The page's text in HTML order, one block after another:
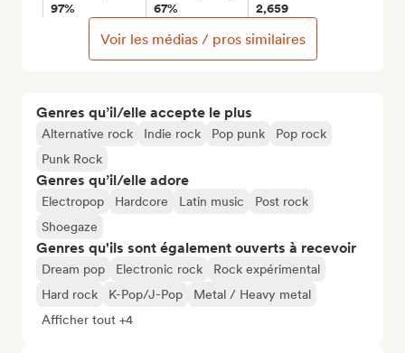
Genres qu’il/elle accepte le plus
Alternative rock Indie rock Pop punk
Pop rock
Punk Rock
Genres qu’il/elle adore
Electropop Hardcore Latin music
Post rock
Shoegaze
Genres qu'ils sont également ouverts à recevoir
Dream pop Electronic rock
Rock expérimental
Hard rock
K-Pop/J-Pop
Metal / Heavy metal
Afficher tout +4
97% 67% 2,659
Voir les médias / pros similaires